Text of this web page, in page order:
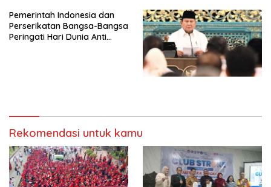
Penjajahan (Pergolakan
Ekonomi Politik Indonesia) &
Simposium Nasional “Urgensi
Undang-Undang
Perekonomian Nasional dan
Kesejahteraan Sosial dalam
Pemerintah Indonesia dan
Perserikatan Bangsa-Bangsa
Peringati Hari Dunia Anti
Rekomendasi untuk kamu